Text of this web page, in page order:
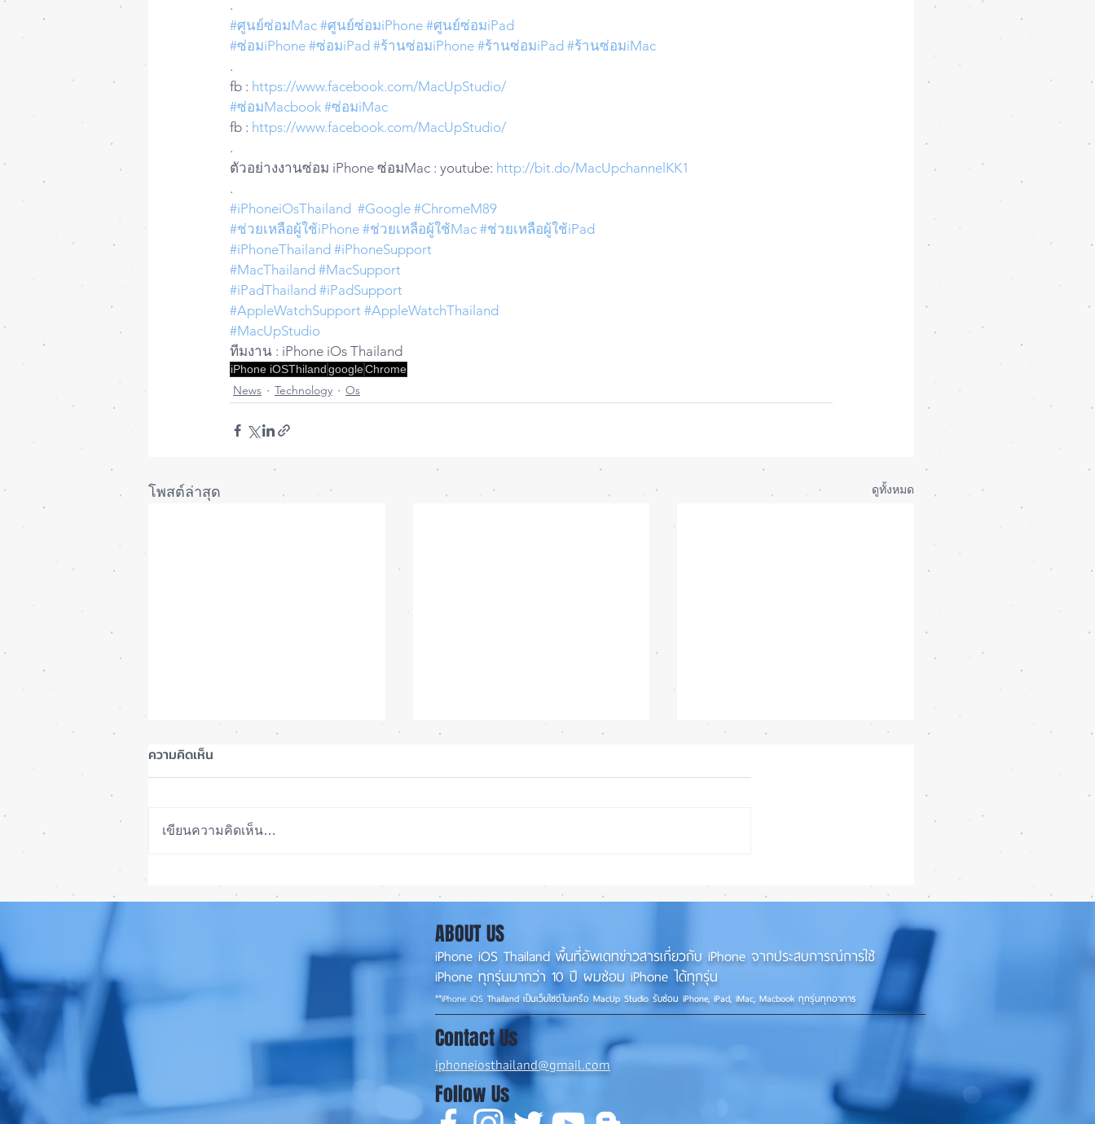
.
#ศูนย์ซ่อมMac #ศูนย์ซ่อมiPhone #ศูนย์ซ่อมiPad
#ซ่อมiPhone #ซ่อมiPad #ร้านซ่อมiPhone #ร้านซ่อมiPad #ร้านซ่อมiMac
.
fb : https://www.facebook.com/MacUpStudio/
#ซ่อมMacbook #ซ่อมiMac
fb : https://www.facebook.com/MacUpStudio/
.
ตัวอย่างงานซ่อม iPhone ซ่อมMac : youtube: http://bit.do/MacUpchannelKK1
.
#iPhoneiOsThailand #Google #ChromeM89
#ช่วยเหลือผู้ใช้iPhone #ช่วยเหลือผู้ใช้Mac #ช่วยเหลือผู้ใช้iPad
#iPhoneThailand #iPhoneSupport
#MacThailand #MacSupport
#iPadThailand #iPadSupport
#AppleWatchSupport #AppleWatchThailand
#MacUpStudio
ทีมงาน : iPhone iOs Thailand
iPhone iOSThilandgoogleChrome
News Technology Os
โพสต์ล่าสุด ดูทั้งหมด
📱
ไหร่?
พร้อมแก้บั๊กชุดใหญ่ เตรียมความ
ความคิดเห็น
เขียนความคิดเห็น…
ABOUT US
iPhone iOS Thailand พื้นที่อัพเดทข่าวสารเกี่ยวกับ iPhone จากประสบการณ์การใช้
iPhone ทุกรุ่นมากว่า 10 ปี ผมซ่อม iPhone ได้ทุกรุ่น
**iPhone iOS Thailand เป็นเว็บไซต์ในเครือ MacUp Studio รับซ่อม iPhone, iPad, iMac, Macbook ทุกรุ่นทุกอาการ
Contact Us
iphoneiosthailand@gmail.com
Follow Us